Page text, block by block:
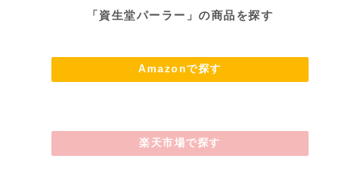
「資生堂パーラー」の商品を探す
Amazonで探す
楽天市場で探す